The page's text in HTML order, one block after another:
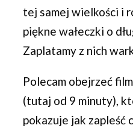
tej samej wielkości i
piękne wałeczki o
Zaplatamy z nich
Polecam obejrzeć
(tutaj od 9 minuty),
pokazuje jak zapleść